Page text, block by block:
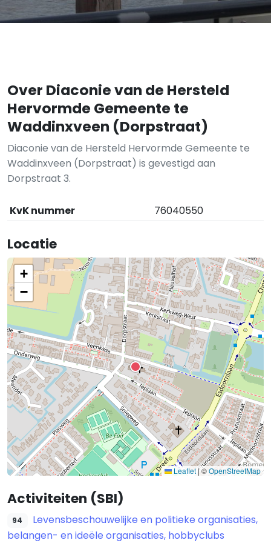
Over Diaconie van de Hersteld
Hervormde Gemeente te
Waddinxveen (Dorpstraat)
Diaconie van de Hersteld Hervormde Gemeente te
Waddinxveen (Dorpstraat) is gevestigd aan
Dorpstraat 3.
KvK nummer 76040550
Locatie
+
−
Leaflet|©OpenStreetMap
Activiteiten (SBI)
94
Levensbeschouwelijke en politieke organisaties,
belangen- en ideële organisaties, hobbyclubs